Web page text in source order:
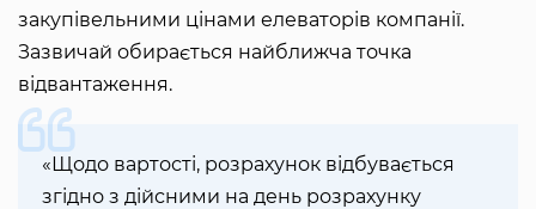
закупівельними цінами елеваторів компанії.
Зазвичай обирається найближча точка
відвантаження.
«Щодо вартості, розрахунок відбувається
згідно з дійсними на день розрахунку